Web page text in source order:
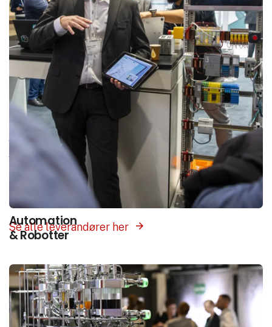
Interesse­områder
Vores platform samler hele branchen ét sted.
Vælg det interesseområde som matcher det du
søger, og få præsenteret leverandører med
produkter og løsninger inden for dette felt.
Se alle leverandører her
Automation
& Robotter